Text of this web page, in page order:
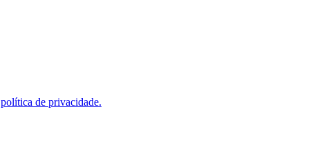
política de privacidade.